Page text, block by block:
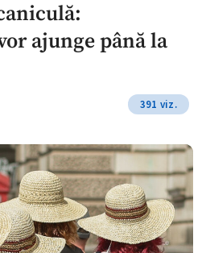
Special
ajunge până la
391 viz.